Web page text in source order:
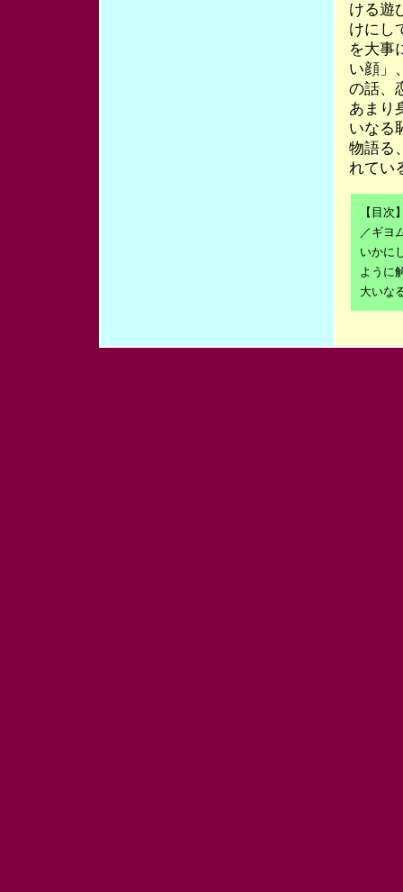
ける遊
けにし
を大事
い顔」
の話、
あまり
いなる
物語る
れてい
【目
／ギヨ
いかに
ように
大いな